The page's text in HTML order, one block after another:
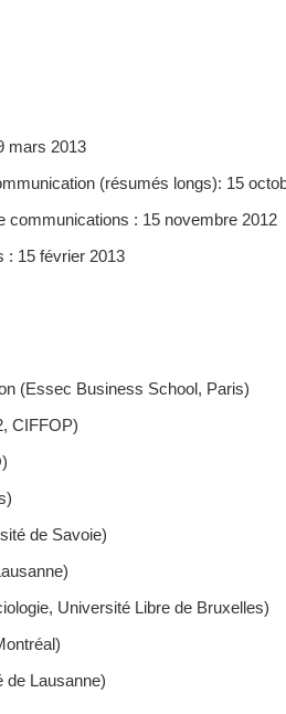
mars 2013
(résumés longs): 15
communications : 15 novembre 2012
: 15 février 2013
(Essec Business School, Paris)
CIFFOP)
de Savoie)
Université Libre de Bruxelles)
de Lausanne)